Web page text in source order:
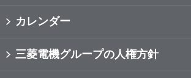
カレンダー
三菱電機グループの人権方針